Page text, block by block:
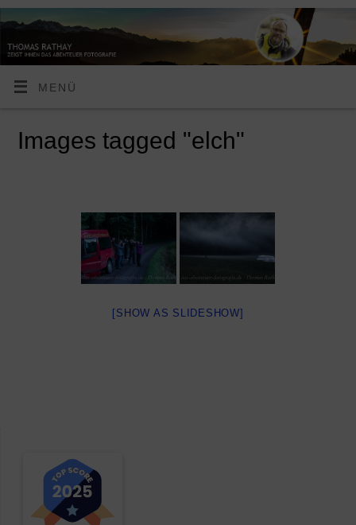
MENÜ
Images tagged "elch"
[SHOW AS SLIDESHOW]